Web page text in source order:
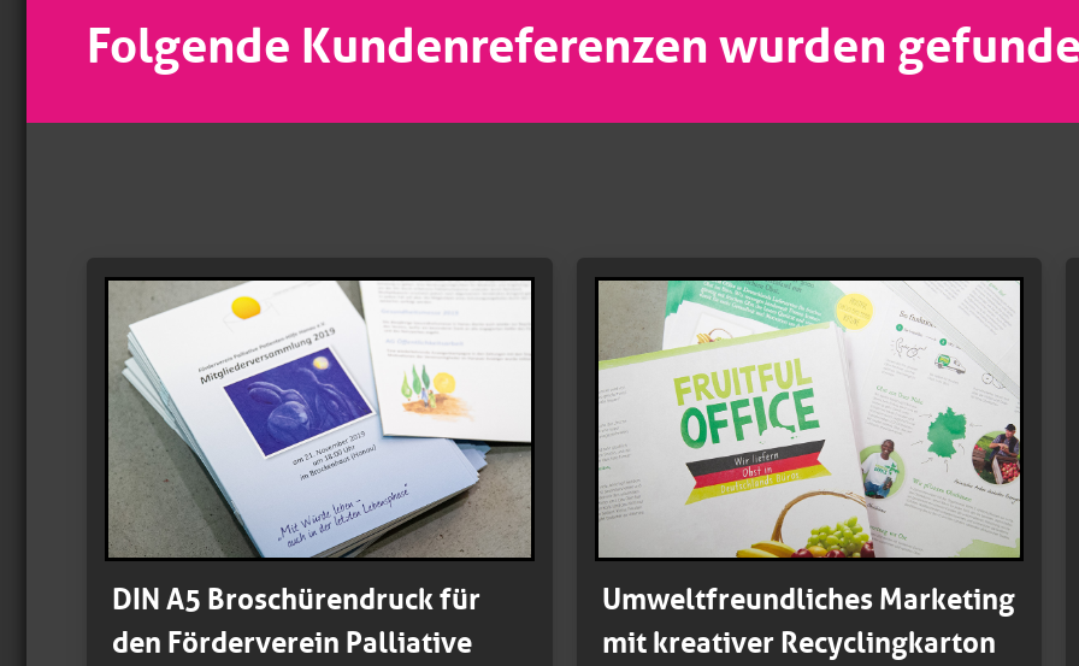
Folgende Kundenreferenzen wurden
DIN A5 Broschürendruck für
den Förderverein Palliative
Umweltfreundliches Marketing
mit kreativer Recyclingkarton